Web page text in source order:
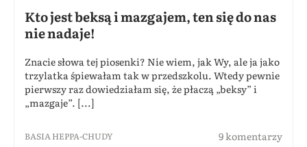
Kto jest beksą i mazgajem, ten się do nas
nie nadaje!
Znacie słowa tej piosenki? Nie wiem, jak Wy, ale ja jako
trzylatka śpiewałam tak w przedszkolu. Wtedy pewnie
pierwszy raz dowiedziałam się, że płaczą „beksy” i
„mazgaje”. [...]
BASIA HEPPA-CHUDY 9 komentarzy